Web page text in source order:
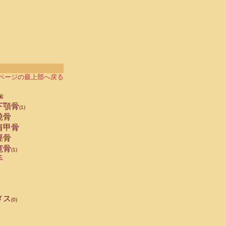
ージの最上部へ戻る
顎骨(1)
骨
甲骨
骨
骨(1)
ス(0)